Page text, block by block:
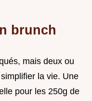
brunch
mais deux ou
la vie. Une
pour les 250g de